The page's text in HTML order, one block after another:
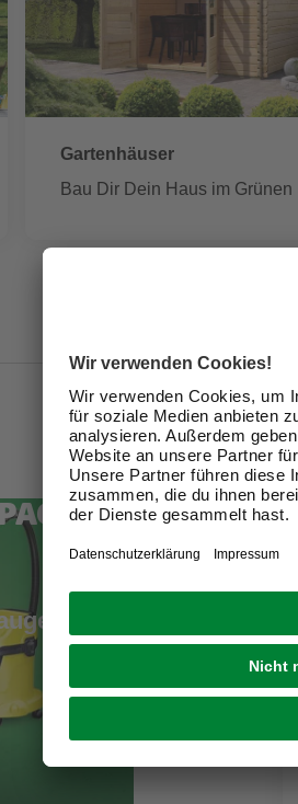
Gartenhäuser
Bau Dir Dein Haus im Grünen